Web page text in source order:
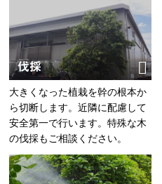
伐採
大きくなった植栽を幹の根本か
ら切断します。近隣に配慮して
安全第一で行います。特殊な木
の伐採もご相談ください。